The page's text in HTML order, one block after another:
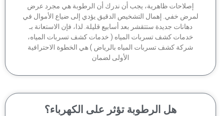
إصلاحات ظاهرية، يجب أن ندرك أن الرطوبة هي مجرد عرض
خفي. إهمال التشخيص الدقيق يؤدي إلى ضياع الأموال في
دهانات جديدة ستتقشر بعد أسابيع قليلة. لذا، فإن الاستعانة بـ
خدمات كشف تسربات المياه ( خدمات كشف تسربات المياه،
شركة كشف تسربات المياه بالرياض ) هي الخطوة الاحترافية
الأولى لضمان
هل الرطوبة تؤثر على الكهرباء؟